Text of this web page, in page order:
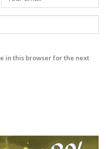
in this browser for the next